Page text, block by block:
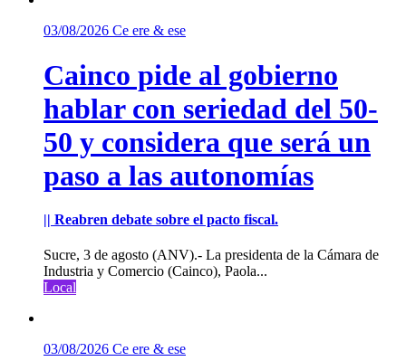
03/08/2026 Ce ere & ese
Cainco pide al gobierno
hablar con seriedad del 50-
50 y considera que será un
paso a las autonomías
|| Reabren debate sobre el pacto fiscal.
Sucre, 3 de agosto (ANV).- La presidenta de la Cámara de
Industria y Comercio (Cainco), Paola...
Local
03/08/2026 Ce ere & ese